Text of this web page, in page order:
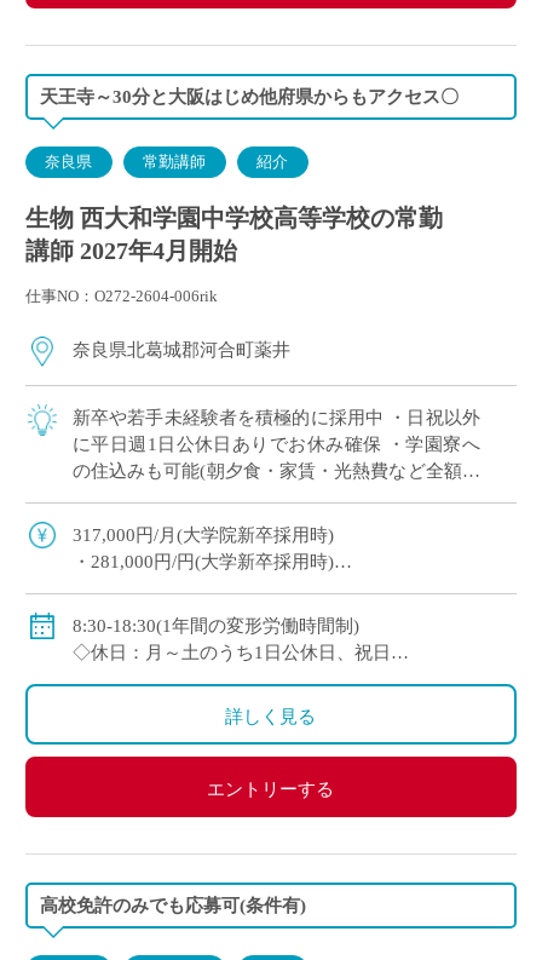
天王寺～30分と大阪はじめ他府県からもアクセス〇
奈良県 常勤講師 紹介
生物 西大和学園中学校高等学校の常勤
講師 2027年4月開始
仕事NO：O272-2604-006rik
奈良県北葛城郡河合町薬井
新卒や若手未経験者を積極的に採用中 ・日祝以外
に平日週1日公休日ありでお休み確保 ・学園寮へ
の住込みも可能(朝夕食・家賃・光熱費など全額学
活的な自立を全面的にバックアップ ・ […]
317,000円/月(大学院新卒採用時)
・281,000円/円(大学新卒採用時)
◇手当：各種有
・通勤手当：上限50,000円)
・住居手当：賃貸の場合は上限27,000円)
・その他、扶養等の諸手当が条件に応じて支給あり
◇保険：私学共済、雇用保険など
8:30-18:30(1年間の変形労働時間制)
◇休日：月～土のうち1日公休日、祝日
詳しく見る
エントリーする
高校免許のみでも応募可(条件有)